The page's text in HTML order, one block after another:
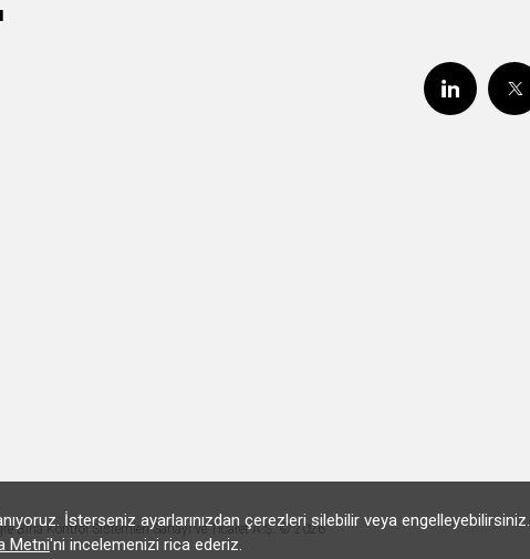
Bina Kontrol Sistemleri Sanayi ve Ticaret A.Ş. © 2026
İsterseniz ayarlarınızdan çerezleri silebilir veya engelleyebilirsiniz.
Metni'ni incelemenizi rica ederiz.